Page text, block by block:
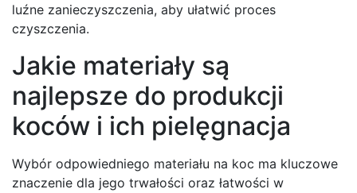
luźne zanieczyszczenia, aby ułatwić proces
czyszczenia.
Jakie materiały są
najlepsze do produkcji
koców i ich pielęgnacja
Wybór odpowiedniego materiału na koc ma kluczowe
znaczenie dla jego trwałości oraz łatwości w